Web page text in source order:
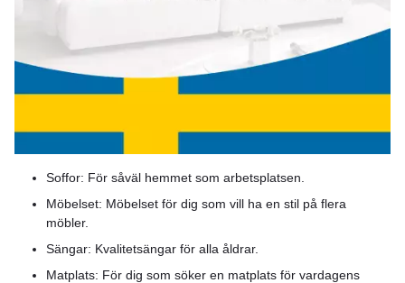
Soffor: För såväl hemmet som arbetsplatsen.
Möbelset: Möbelset för dig som vill ha en stil på flera
möbler.
Sängar: Kvalitetsängar för alla åldrar.
Matplats: För dig som söker en matplats för vardagens